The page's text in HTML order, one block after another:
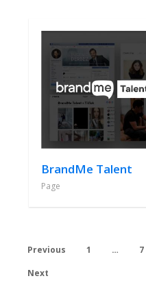
BrandMe Talent
Page
Previous 1 … 7
Next